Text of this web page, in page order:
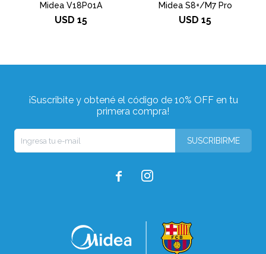
Midea V18P01A
USD 15
Midea S8+/M7 Pro
USD 15
¡Suscribite y obtené el código de 10% OFF en tu
primera compra!
SUSCRIBIRME
 